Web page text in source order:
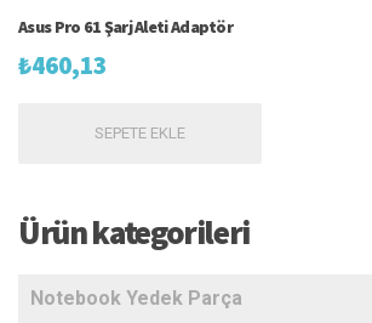
Asus Pro 61 Şarj Aleti Adaptör
₺460,13
SEPETE EKLE
Ürün kategorileri
Notebook Yedek Parça